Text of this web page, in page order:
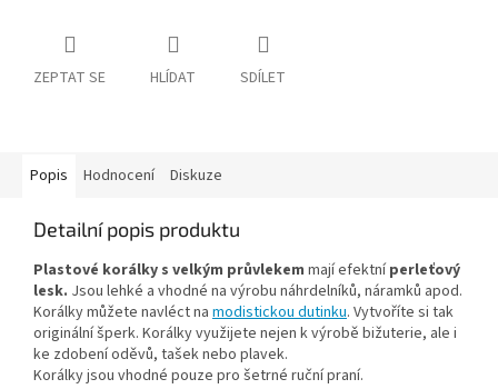
ZEPTAT SE HLÍDAT SDÍLET
Popis Hodnocení Diskuze
Detailní popis produktu
Plastové korálky s velkým průvlekem mají efektní perleťový
lesk. Jsou lehké a vhodné na výrobu náhrdelníků, náramků apod.
Korálky můžete navléct na modistickou dutinku. Vytvoříte si tak
originální šperk. Korálky využijete nejen k výrobě bižuterie, ale i
ke zdobení oděvů, tašek nebo plavek.
Korálky jsou vhodné pouze pro šetrné ruční praní.